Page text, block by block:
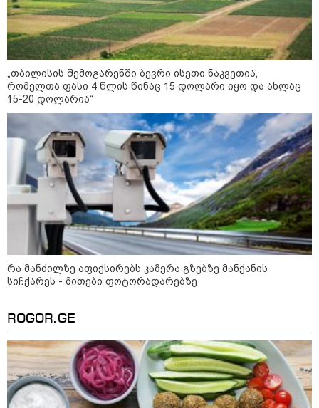
15:08 / 06-08-2026
"3 დღის წინ საკანში
შემოიყვანეს სამი პატიმარი ისე,
რომ ჩვენთვის არ უკითხავთ -
ხომ მაგრად იცავენ
მომეტებული რისკის
კრიტერიუმებს?!" - ონისე
ცხადაძე
13:52 / 06-08-2026
4 წლით პატიმრობა მიესაჯა
სანიტარს, რომელმაც შვილი
ბათუმში, კლინიკის
საპირფარეშოში გააჩინა,
შემდეგ კი დაზიანებები მიაყენა
კატეგორიის ყველა სიახლე
მკითხველის რჩევით
„თბილისის შემოგარენში ბევრი ისეთი ნაკვეთია,
რომელთა ფასი 4 წლის წინაც 15 დოლარი იყო და ახლაც
15-20 დოლარია“
რა მანძილზე აფიქსირებს კამერა გზებზე მანქანის
სიჩქარეს - მითები ფოტორადარებზე
ROGOR.GE